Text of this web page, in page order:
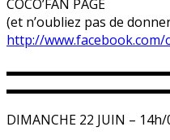
COCO’FAN PAGE
(et n’oubliez pas de
http://www.facebook.com/
▬▬▬▬▬▬▬▬▬▬▬▬▬▬
DIMANCHE 22 JUIN –